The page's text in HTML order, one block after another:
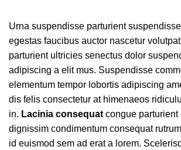
Urna suspendisse parturient
egestas faucibus auctor nascetur
parturient ultricies senectus dolor
adipiscing a elit mus. Suspendisse
elementum tempor lobortis adipiscing
dis felis consectetur at himenaeos
in. Lacinia consequatcongue parturient
dignissim condimentum consequat
id euismod sem ad erat a lorem.